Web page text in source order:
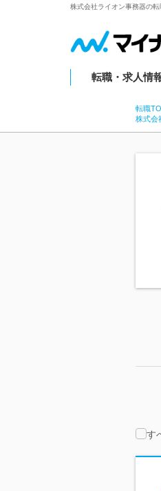
株式会社ライオン事務器の
転職・求人情
転職
株式会
す